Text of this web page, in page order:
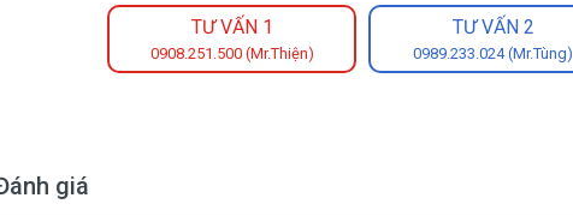
TƯ VẤN 1
0908.251.500 (Mr.Thiện)
TƯ VẤN 2
0989.233.024 (Mr.Tùng)
giá